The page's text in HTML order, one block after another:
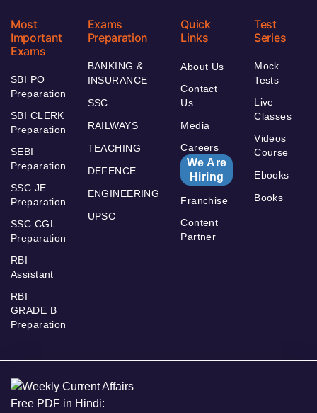
Most
Important
Exams
SBI PO
Preparation
SBI CLERK
Preparation
SEBI
Preparation
SSC JE
Preparation
SSC CGL
Preparation
RBI
Assistant
RBI
GRADE B
Preparation
Exams
Preparation
BANKING &
INSURANCE
SSC
RAILWAYS
TEACHING
DEFENCE
ENGINEERING
UPSC
Quick
Links
About Us
Contact
Us
Media
Careers
We Are
Hiring
Franchise
Content
Partner
Test
Series
Mock
Tests
Live
Classes
Videos
Course
Ebooks
Books